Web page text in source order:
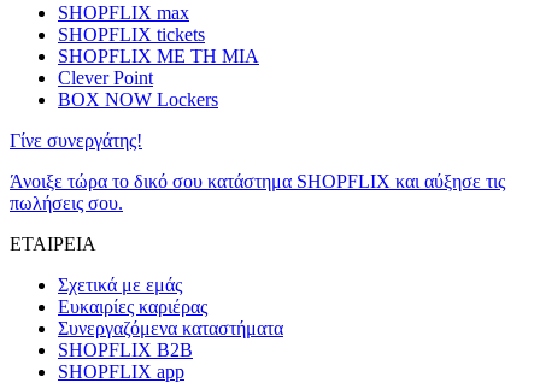
SHOPFLIX max
SHOPFLIX tickets
SHOPFLIX ΜΕ ΤΗ ΜΙΑ
Clever Point
BOX NOW Lockers
Γίνε συνεργάτης!
Άνοιξε τώρα το δικό σου κατάστημα SHOPFLIX και αύξησε τις
πωλήσεις σου.
ΕΤΑΙΡΕΙΑ
Σχετικά με εμάς
Ευκαιρίες καριέρας
Συνεργαζόμενα καταστήματα
SHOPFLIX B2B
SHOPFLIX app